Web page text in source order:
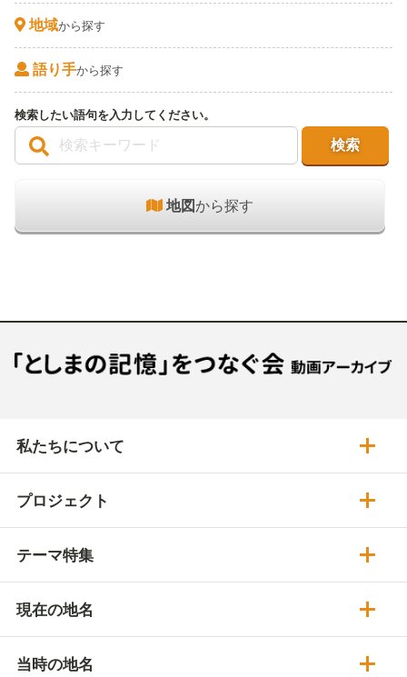
地域から探す
語り手から探す
検索したい語句を入力してください。
地図から探す
私たちについて
プロジェクト
テーマ特集
現在の地名
当時の地名